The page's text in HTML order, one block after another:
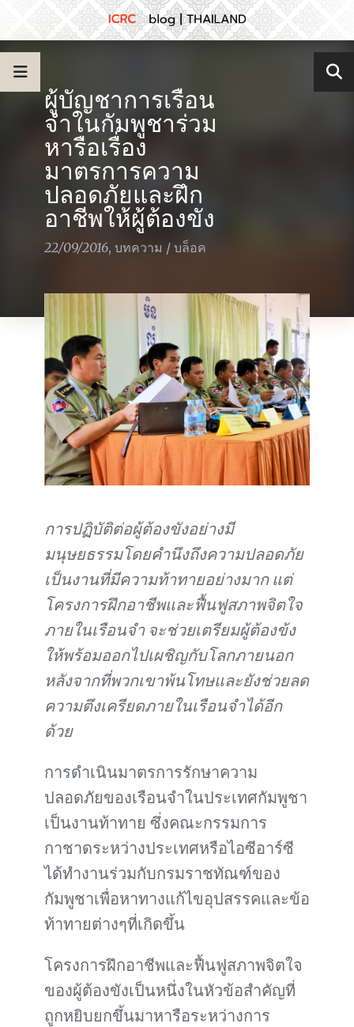
ผู้บัญชาการเรือน
จำในกัมพูชาร่วม
หารือเรื่อง
มาตรการความ
ปลอดภัยและฝึก
อาชีพให้ผู้ต้องขัง
22/09/2016, บทความ / บล็อค
การปฏิบัติต่อผู้ต้องขังอย่างมี
มนุษยธรรมโดยคำนึงถึงความปลอดภัย
เป็นงานที่มีความท้าทายอย่างมาก แต่
โครงการฝึกอาชีพและฟื้นฟูสภาพจิตใจ
ภายในเรือนจำ จะช่วยเตรียมผู้ต้องข้ง
ให้พร้อมออกไปเผชิญกับโลกภายนอก
หลังจากที่พวกเขาพ้นโทษและยังช่วยลด
ความตึงเครียดภายในเรือนจำได้อีก
ด้วย
การดำเนินมาตรการรักษาความ
ปลอดภัยของเรือนจำในประเทศกัมพูชา
เป็นงานท้าทาย ซึ่งคณะกรรมการ
กาชาดระหว่างประเทศหรือไอซีอาร์ซี
ได้ทำงานร่วมกับกรมราชทัณฑ์ของ
กัมพูชาเพื่อหาทางแก้ไขอุปสรรคและข้อ
ท้าทายต่างๆที่เกิดขึ้น
โครงการฝึกอาชีพและฟื้นฟูสภาพจิตใจ
ของผู้ต้องขังเป็นหนึ่งในหัวข้อสำคัญที่
ถูกหยิบยกขึ้นมาหารือระหว่างการ